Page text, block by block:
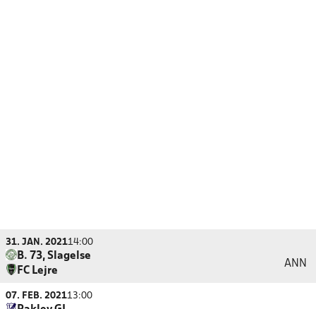
31. JAN. 202114:00
B. 73, Slagelse
FC Lejre
ANN
07. FEB. 202113:00